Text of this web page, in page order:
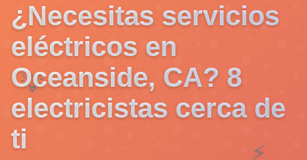
💡
⚡
¿Necesitas servicios
eléctricos en
Oceanside, CA? 8
electricistas cerca de
ti